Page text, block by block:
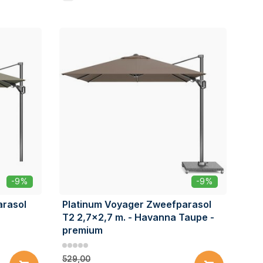
-9% -9%
Platinum Voyager Zweefparasol
T2 2,7x2,7 m. - Havanna Taupe -
premium
529,00